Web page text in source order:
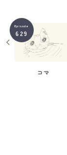
Episode
629
コマ